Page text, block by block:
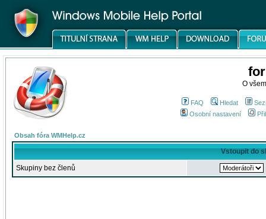
O
FAQ Hledat
Osobní nastavení
Obsah fóra WMHelp.cz
Vstoupit do
Skupiny bez členů